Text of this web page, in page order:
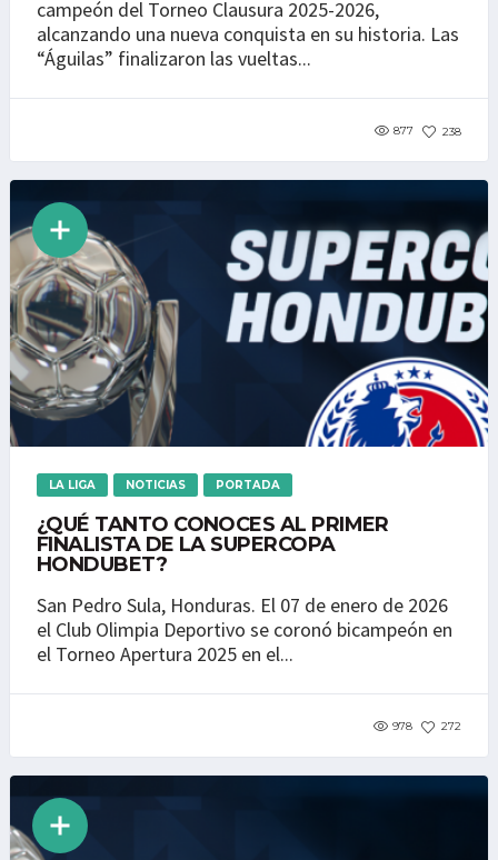
campeón del Torneo Clausura 2025-2026,
alcanzando una nueva conquista en su historia. Las
“Águilas” finalizaron las vueltas...
877 238
LA LIGA NOTICIAS PORTADA
¿QUÉ TANTO CONOCES AL PRIMER
FINALISTA DE LA SUPERCOPA
HONDUBET?
San Pedro Sula, Honduras. El 07 de enero de 2026
el Club Olimpia Deportivo se coronó bicampeón en
el Torneo Apertura 2025 en el...
978 272